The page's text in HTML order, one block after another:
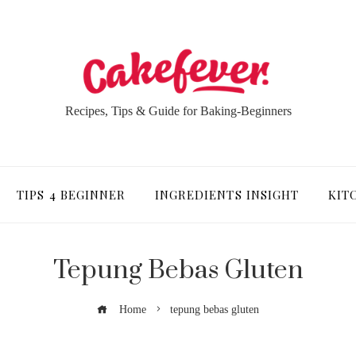
Recipes, Tips & Guide for Baking-Beginners
TIPS 4 BEGINNER INGREDIENTS INSIGHT
Tepung Bebas Gluten
Home tepung bebas gluten